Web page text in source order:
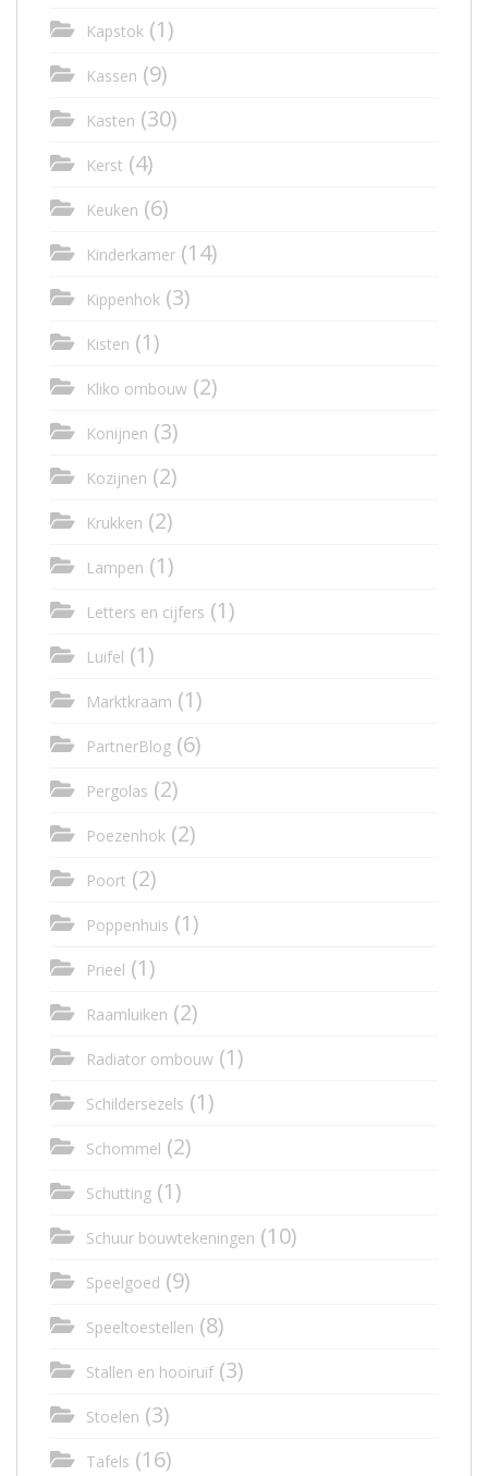
Kapstok (1)
Kassen (9)
Kasten (30)
Kerst (4)
Keuken (6)
Kinderkamer (14)
Kippenhok (3)
Kisten (1)
Kliko ombouw (2)
Konijnen (3)
Kozijnen (2)
Krukken (2)
Lampen (1)
Letters en cijfers (1)
Luifel (1)
Marktkraam (1)
PartnerBlog (6)
Pergolas (2)
Poezenhok (2)
Poort (2)
Poppenhuis (1)
Prieel (1)
Raamluiken (2)
Radiator ombouw (1)
Schildersezels (1)
Schommel (2)
Schutting (1)
Schuur bouwtekeningen (10)
Speelgoed (9)
Speeltoestellen (8)
Stallen en hooiruif(3)
Stoelen (3)
Tafels (16)